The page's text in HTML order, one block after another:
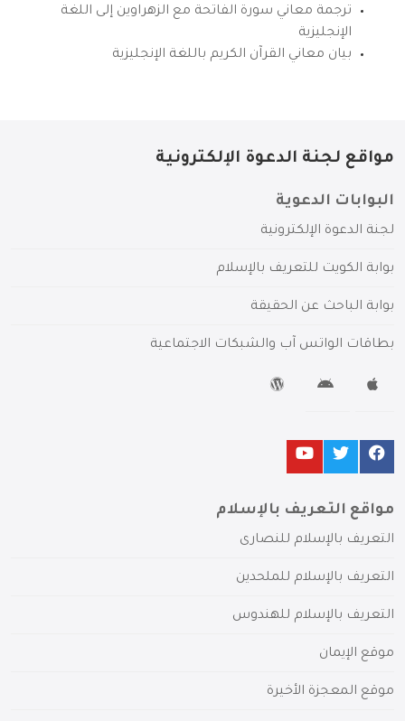
ترجمة معاني سورة الفاتحة مع الزهراوين إلى اللغة
الإنجليزية
بيان معاني القرآن الكريم باللغة الإنجليزية
مواقع لجنة الدعوة الإلكترونية
البوابات الدعوية
لجنة الدعوة الإلكترونية
بوابة الكويت للتعريف بالإسلام
بوابة الباحث عن الحقيقة
بطاقات الواتس آب والشبكات الاجتماعية
مواقع التعريف بالإسلام
التعريف بالإسلام للنصارى
التعريف بالإسلام للملحدين
التعريف بالإسلام للهندوس
موقع الإيمان
موقع المعجزة الأخيرة